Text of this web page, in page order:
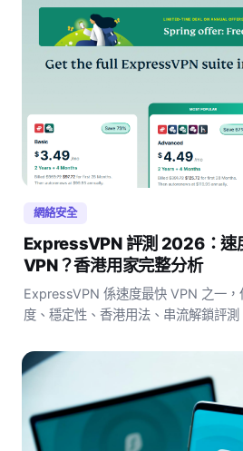
網絡安全
ExpressVPN 評測 2026：速
VPN？香港用家完整分析
ExpressVPN 係速度最快 VPN 之一，
度、穩定性、香港用法、串流解鎖評